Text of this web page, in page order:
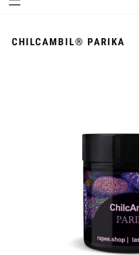
CHILCAMBIL® PARIKA